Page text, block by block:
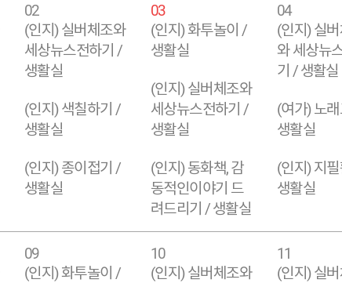
02
(인지) 실버체조와
세상뉴스전하기 /
생활실
(인지) 색칠하기 /
생활실
(인지) 종이접기 /
생활실
03
(인지) 화투놀이 /
생활실
(인지) 실버체조와
세상뉴스전하기 /
생활실
(인지) 동화책, 감
동적인이야기 드
려드리기 / 생활실
04
(인지) 실
와 세상뉴
기 / 생활실
(여가) 노
생활실
(인지) 지
생활실
09
(인지) 화투놀이 /
10
(인지) 실버체조와
11
(인지) 실